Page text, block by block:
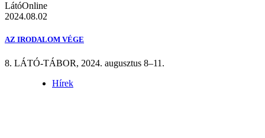
LátóOnline
2024.08.02
AZ IRODALOM VÉGE
8. LÁTÓ-TÁBOR, 2024. augusztus 8–11.
Hírek